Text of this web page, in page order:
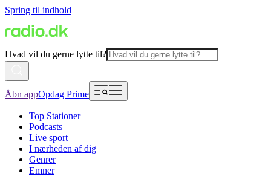
Spring til indhold
Hvad vil du gerne lytte til?
Åbn appOpdag Prime
Top Stationer
Podcasts
Live sport
I nærheden af dig
Genrer
Emner